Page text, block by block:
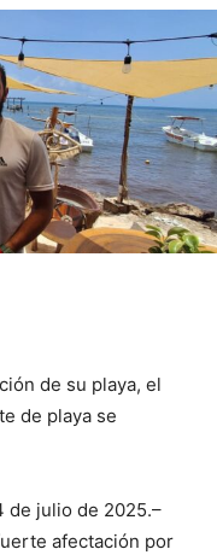
de su playa, el
de playa se
de julio de 2025.–
afectación por